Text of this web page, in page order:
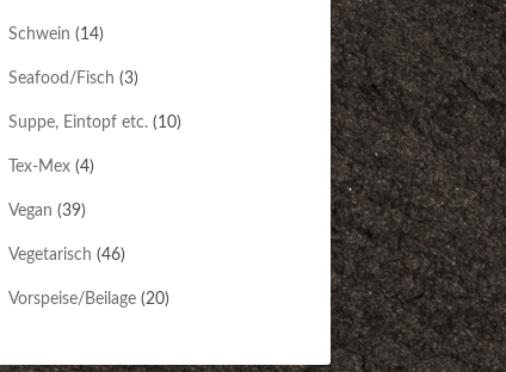
Schwein (14)
Seafood/Fisch (3)
Suppe, Eintopf etc. (10)
Tex-Mex (4)
Vegan (39)
Vegetarisch (46)
Vorspeise/Beilage (20)